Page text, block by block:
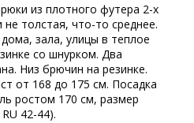
из плотного футера 2-х
не толстая, что-то среднее.
зала, улицы в теплое
со шнурком. Два
Низ брючин на резинке.
от 168 до 175 см. Посадка
ростом 170 см, размер
42-44).